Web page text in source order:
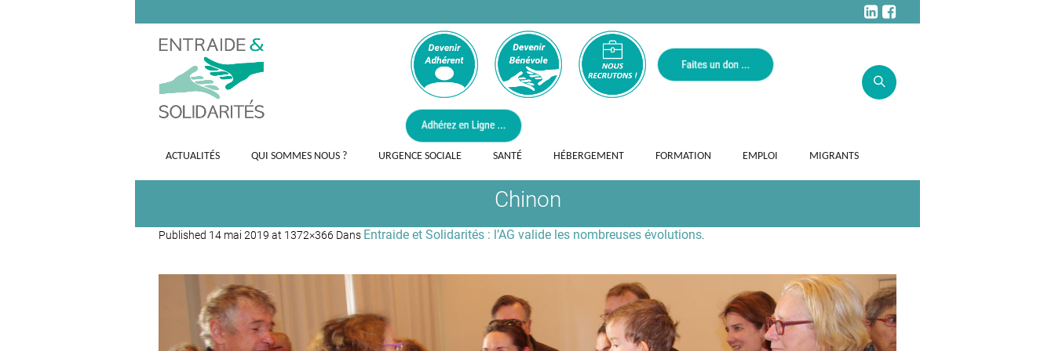
ACTUALITÉS QUI SOMMES NOUS ? URGENCE SOCIALE SANTÉ HÉBERGEMENT FORMATION EMPLOI MIGRANTS
Chinon
Published 14 mai 2019 at 1372×366 Dans Entraide et Solidarités : l’AG valide les nombreuses évolutions